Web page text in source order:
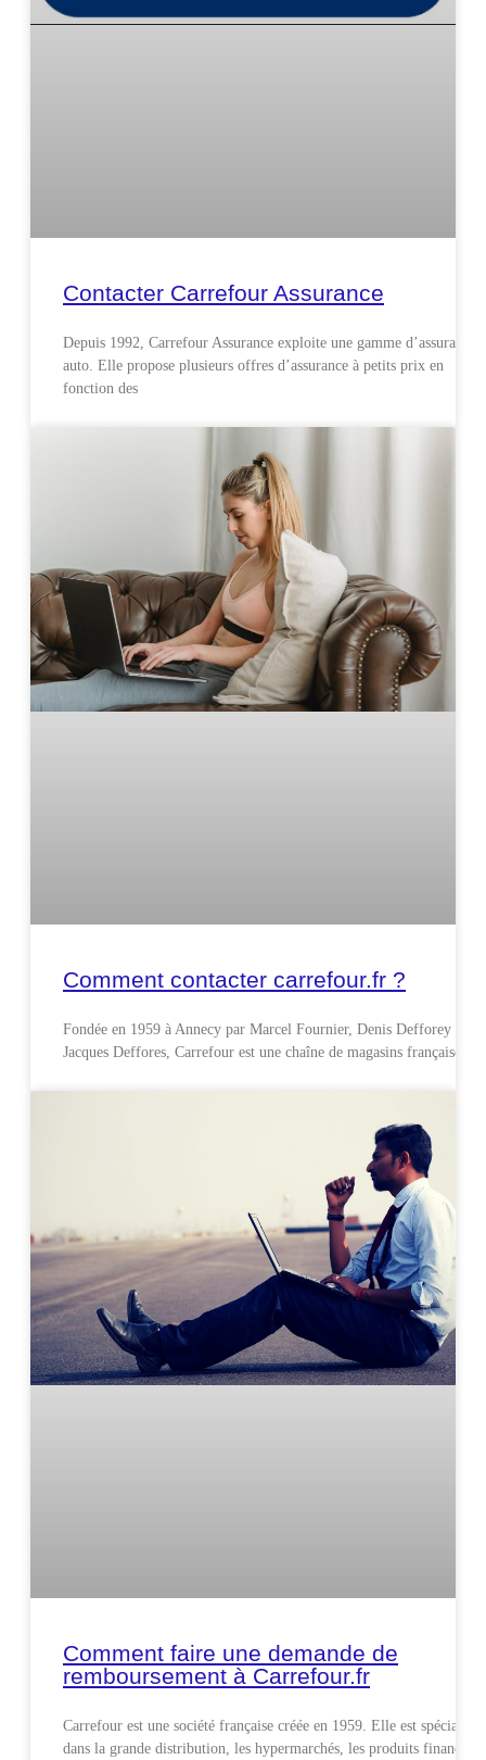
Contacter Carrefour Assurance
Depuis 1992, Carrefour Assurance exploite une gamme d’assurances
auto. Elle propose plusieurs offres d’assurance à petits prix en
fonction des
Comment contacter carrefour.fr ?
Fondée en 1959 à Annecy par Marcel Fournier, Denis Defforey et
Jacques Deffores, Carrefour est une chaîne de magasins française.
Comment faire une demande de
remboursement à Carrefour.fr
Carrefour est une société française créée en 1959. Elle est spécialisée
dans la grande distribution, les hypermarchés, les produits financiers